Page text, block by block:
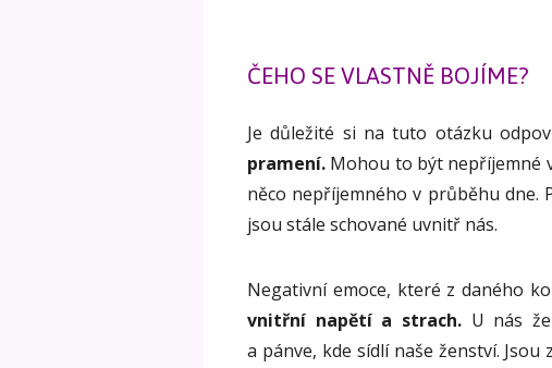
ČEHO SE VLASTNĚ BOJÍME?
Je důležité si na tuto otázku
pramení. Mohou to být nepříjemné
něco nepříjemného v průběhu dne.
jsou stále schované uvnitř nás.
Negativní emoce, které z daného
vnitřní napětí a strach.U nás
a pánve, kde sídlí naše ženství.